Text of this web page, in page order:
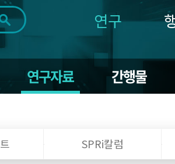
3개월 1년
연구
연구자료 간행물
SPRi칼럼